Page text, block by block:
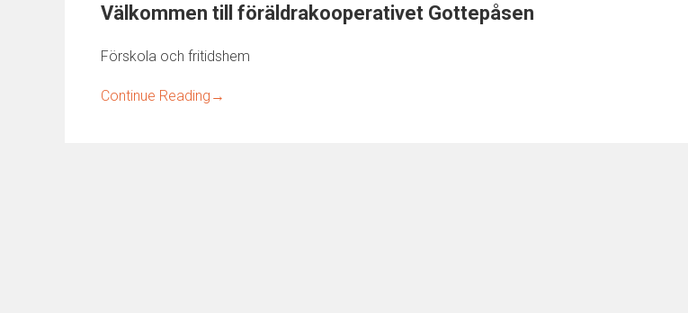
Välkommen till föräldrakooperativet Gottepåsen
Förskola och fritidshem
Continue Reading →